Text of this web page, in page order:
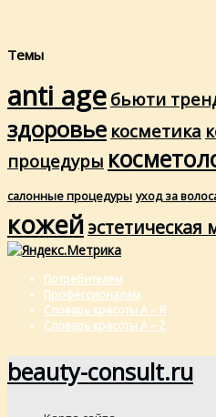
Темы
anti age бьюти
здоровье косметика
процедуры
салонные процедуры уход за
кожей
Потребителям
Профессионалам
Словарь красоты А – Я
Словарь красоты A – Z
beauty-consult.ru